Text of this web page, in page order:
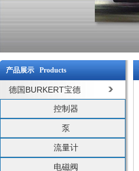
产品展示 Products
德国BURKERT宝德
控制器
泵
流量计
电磁阀